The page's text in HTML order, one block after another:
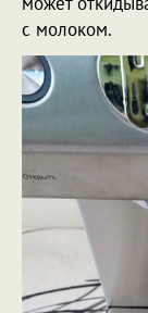
с молоком.